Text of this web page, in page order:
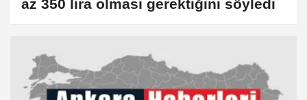
az 350 lira olması gerektiğini söyledi